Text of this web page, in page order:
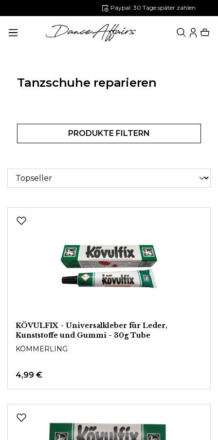
Paypal: 30 Tage später zahlen
Tanzschuhe reparieren
PRODUKTE FILTERN
KÖVULFIX - Universalkleber für Leder,
Kunststoffe und Gummi - 30g Tube
KÖMMERLING
4,99 €